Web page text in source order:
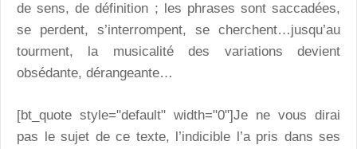
de sens, de définition ; les phrases sont saccadées,
se perdent, s’interrompent, se cherchent…jusqu’au
tourment, la musicalité des variations devient
obsédante, dérangeante…
[bt_quote style="default" width="0"]Je ne vous dirai
pas le sujet de ce texte, l’indicible l’a pris dans ses